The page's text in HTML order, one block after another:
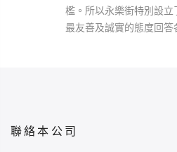
檻。所以永樂街特別設立
最友善及誠實的態度回答
聯絡本公司